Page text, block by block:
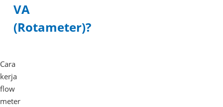
VA
(Rotameter)?
Cara
kerja
flow
meter